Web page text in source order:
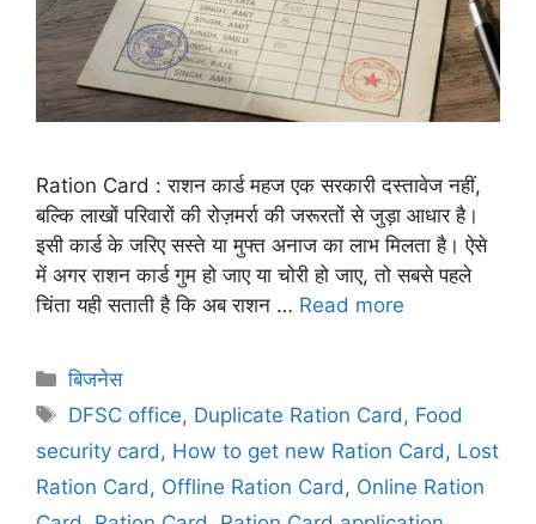
Ration Card : राशन कार्ड महज एक सरकारी दस्तावेज नहीं,
बल्कि लाखों परिवारों की रोज़मर्रा की जरूरतों से जुड़ा आधार है।
इसी कार्ड के जरिए सस्ते या मुफ्त अनाज का लाभ मिलता है। ऐसे
में अगर राशन कार्ड गुम हो जाए या चोरी हो जाए, तो सबसे पहले
चिंता यही सताती है कि अब राशन … Read more
बिजनेस
DFSC office, Duplicate Ration Card , Food
security card , How to get new Ration Card , Lost
Ration Card , Offline Ration Card , Online Ration